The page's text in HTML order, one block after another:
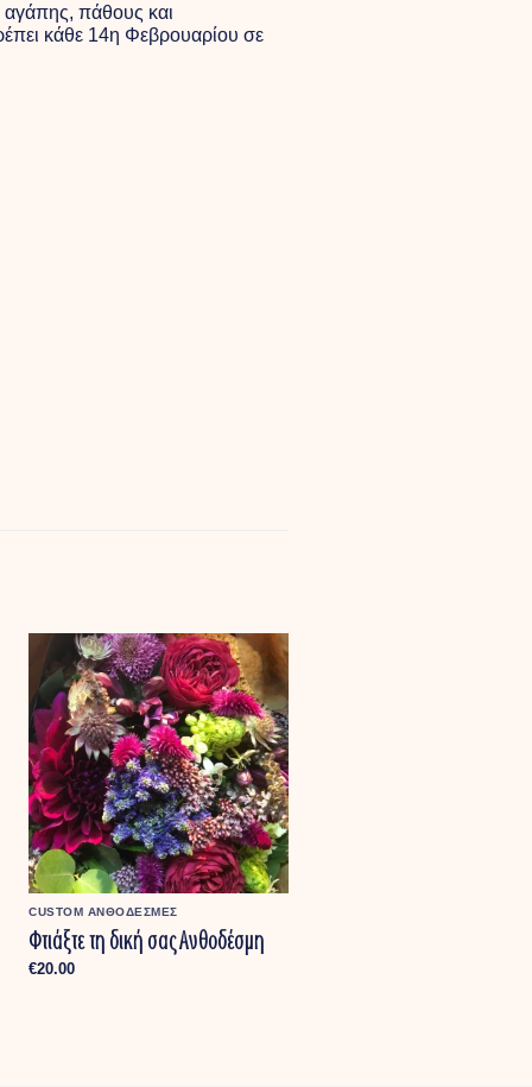
αγάπης, πάθους και
κάθε 14η Φεβρουαρίου σε
CUSTOM ΑΝΘΟΔΕΣΜΕΣ
Φτιάξτε τη δική σας Ανθοδέσμη
€20.00